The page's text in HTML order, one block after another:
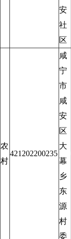
安
社
区
农
村
421202200235
咸
宁
市
咸
安
区
大
幕
乡
东
源
村
委